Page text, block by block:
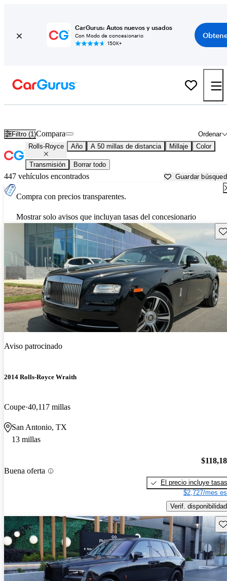
CarGurus: Autos nuevos y usados
Con Modo de concesionario
150K+
Filtro (1) Ordenar
Compara
Rolls-Royce Año A 50 millas de distancia Millaje Color
Transmisión Borrar todo
447 vehículos encontrados Guardar
Compra con precios transparentes.
Mostrar solo avisos que incluyan tasas del concesionario
Aviso patrocinado
2014 Rolls-Royce Wraith
Coupe 40,117 millas
San Antonio, TX
13 millas
Buena oferta
El precio incluye tasas
$2,727/mes
Verif. disponibilidad